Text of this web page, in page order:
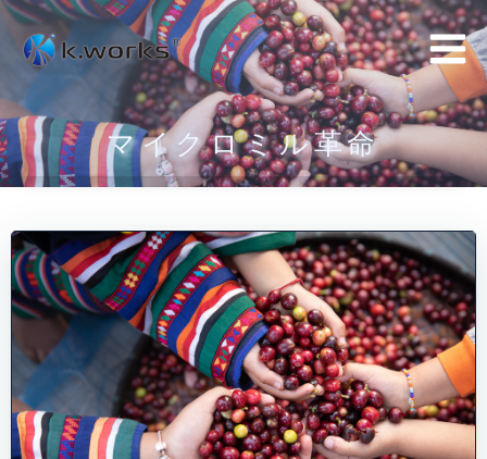
コ
ン
テ
ン
ツ
へ
キ
ッ
プ
マイクロミル革命